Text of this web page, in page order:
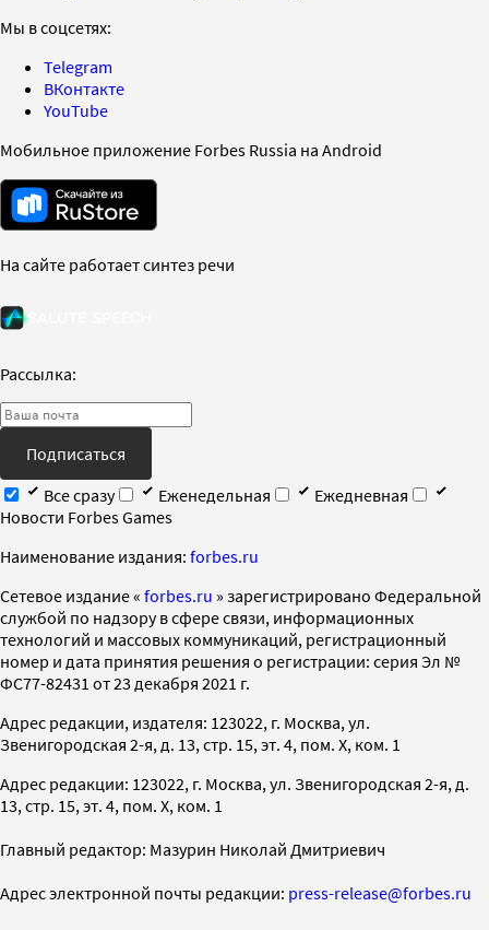
Мы в соцсетях:
Telegram
ВКонтакте
YouTube
Мобильное приложение Forbes Russia на Android
На сайте работает синтез речи
Рассылка:
Подписаться
Все сразу
Еженедельная
Ежедневная
Новости Forbes Games
Наименование издания: forbes.ru
Cетевое издание « forbes.ru » зарегистрировано Федеральной
службой по надзору в сфере связи, информационных
технологий и массовых коммуникаций, регистрационный
номер и дата принятия решения о регистрации: серия Эл №
ФС77-82431 от 23 декабря 2021 г.
Адрес редакции, издателя: 123022, г. Москва, ул.
Звенигородская 2-я, д. 13, стр. 15, эт. 4, пом. X, ком. 1
Адрес редакции: 123022, г. Москва, ул. Звенигородская 2-я, д.
13, стр. 15, эт. 4, пом. X, ком. 1
Главный редактор: Мазурин Николай Дмитриевич
Адрес электронной почты редакции: press-release@forbes.ru